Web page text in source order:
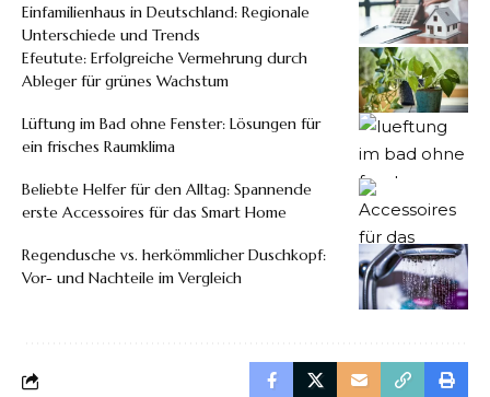
Einfamilienhaus in Deutschland: Regionale
Unterschiede und Trends
Efeutute: Erfolgreiche Vermehrung durch
Ableger für grünes Wachstum
Lüftung im Bad ohne Fenster: Lösungen für
ein frisches Raumklima
Beliebte Helfer für den Alltag: Spannende
erste Accessoires für das Smart Home
Regendusche vs. herkömmlicher Duschkopf:
Vor- und Nachteile im Vergleich